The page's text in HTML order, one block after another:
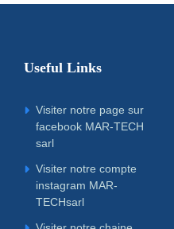
Useful Links
Visiter notre page sur
facebook MAR-TECH
sarl
Visiter notre compte
instagram MAR-
TECHsarl